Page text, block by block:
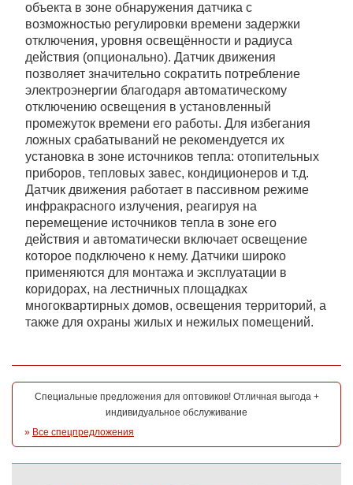
объекта в зоне обнаружения датчика с
возможностью регулировки времени задержки
отключения, уровня освещённости и радиуса
действия (опционально). Датчик движения
позволяет значительно сократить потребление
электроэнергии благодаря автоматическому
отключению освещения в установленный
промежуток времени его работы. Для избегания
ложных срабатываний не рекомендуется их
установка в зоне источников тепла: отопительных
приборов, тепловых завес, кондиционеров и т.д.
Датчик движения работает в пассивном режиме
инфракрасного излучения, реагируя на
перемещение источников тепла в зоне его
действия и автоматически включает освещение
которое подключено к нему. Датчики широко
применяются для монтажа и эксплуатации в
коридорах, на лестничных площадках
многоквартирных домов, освещения территорий, а
также для охраны жилых и нежилых помещений.
Специальные предложения для оптовиков! Отличная выгода +
индивидуальное обслуживание
» Все спецпредложения